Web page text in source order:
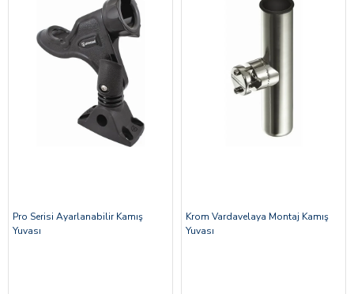
Pro Serisi Ayarlanabilir Kamış
Yuvası
Krom Vardavelaya Montaj Kamış
Yuvası